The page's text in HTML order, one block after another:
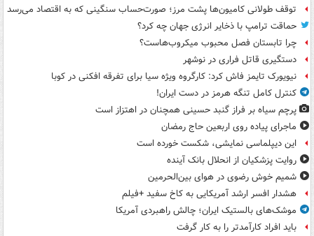
توقف طولانی کامیون‌ها پشت مرز؛ صورت‌حساب سنگینی که به اقتصاد می‌رسد
حماقت ترامپ با ذخایر انرژی جهان چه کرد؟
چرا تابستان فصل محبوب میکروب‌هاست؟
دستگیری قاتل فراری در نوشهر
نیویورک تایمز فاش کرد: کارگروه ویژه سیا برای تفرقه افکنی در کوبا
کنترل کامل تنگه هرمز در دست ایران!
پرچم سیاه بر فراز گنبد حسینی همچنان در اهتزاز است
ماجرای پیاده روی اربعین حاج رمضان
این دیپلماسی نمایشی، شکست خورده است
روایت پزشکیان از انحلال بانک آینده
شمیم خوش رضوی در هوای بین‌الحرمین
هشدار افسر ارشد آمریکایی به کاخ سفید +فیلم
موشک‌های بالستیک ایران؛ چالش راهبردی آمریکا
باید افراد کارآمدتر را به کار گرفت